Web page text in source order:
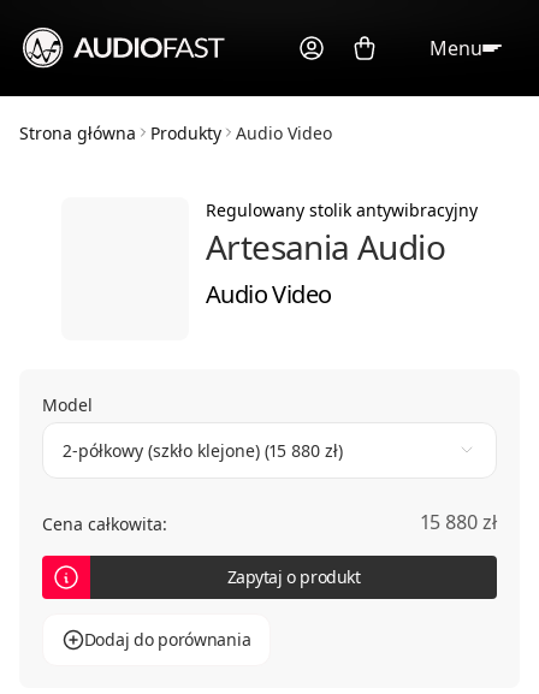
Menu
Strona główna Produkty Audio Video
Regulowany stolik antywibracyjny
Artesania Audio
Audio Video
Model
2-półkowy (szkło klejone) (15 880 zł)
Cena całkowita: 15 880 zł
Zapytaj o produkt
Dodaj do porównania